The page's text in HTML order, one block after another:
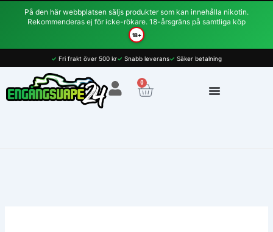
På den här webbplatsen säljs produkter som kan innehålla nikotin.
Rekommenderas ej för icke-rökare. 18-årsgräns på samtliga köp
18+
Hoppa
✓ Fri frakt över 500 kr✓ Snabb leverans✓ Säker betalning
0
Varukorg